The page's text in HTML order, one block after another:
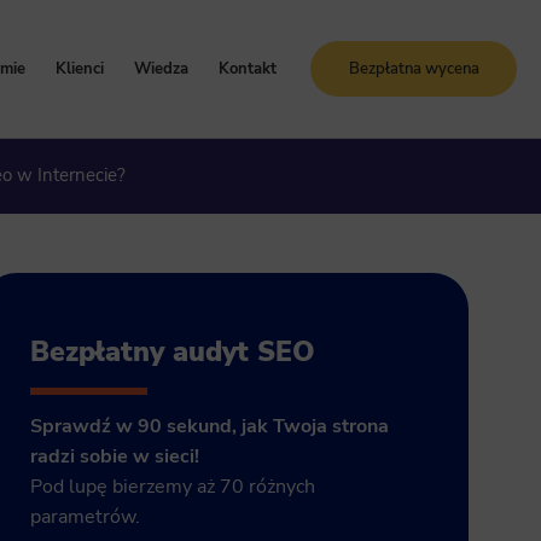
i certyfikaty
Klienci Wiedza Kontakt Bezpłatna wycena
w Internecie?
Bezpłatny audyt SEO
Sprawdź w 90 sekund, jak Twoja strona
radzi sobie w sieci!
Pod lupę bierzemy aż 70 różnych
parametrów.